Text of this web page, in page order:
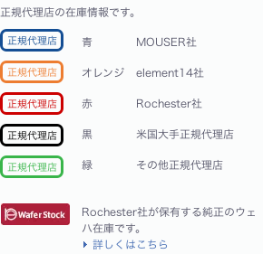
正規代理店の在庫情報です。
正規代理店
正規代理店
正規代理店
正規代理店
正規代理店
青 MOUSER社
オレンジ element14社
赤 Rochester社
黒 米国大手正規代理店
緑 その他正規代理店
Rochester社が保有する純正のウェ
ハ在庫です。
詳しくはこちら